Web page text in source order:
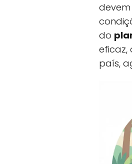
do
eficaz,
país,